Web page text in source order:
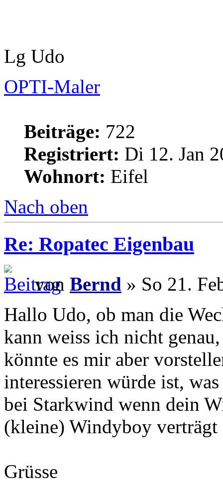
Lg Udo
OPTI-Maler
Beiträge: 722
Registriert: Di 12. Jan
Wohnort: Eifel
Nach oben
Re: Ropatec Eigenbau
von Bernd » So 21.
Hallo Udo, ob man die
kann weiss ich nicht
könnte es mir aber
interessieren würde ist,
bei Starkwind wenn dein
(kleine) Windyboy verträgt
Grüsse